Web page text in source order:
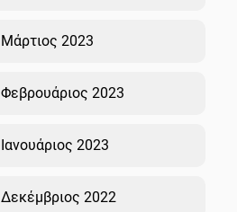
Μάρτιος 2023
Φεβρουάριος 2023
Ιανουάριος 2023
Δεκέμβριος 2022